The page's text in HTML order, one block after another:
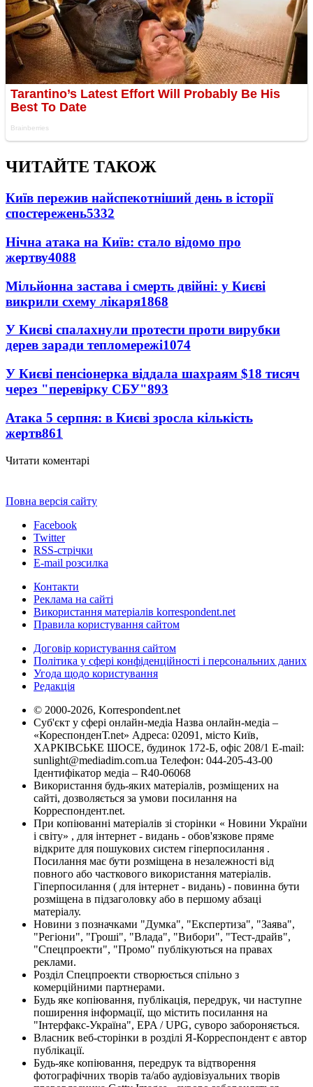
ЧИТАЙТЕ ТАКОЖ
Київ пережив найспекотніший день в історії
спостережень5332
Нічна атака на Київ: стало відомо про
жертву4088
Мільйонна застава і смерть двійні: у Києві
викрили схему лікаря1868
У Києві спалахнули протести проти вирубки
дерев заради тепломережі1074
У Києві пенсіонерка віддала шахраям $18 тисяч
через "перевірку СБУ"893
Атака 5 серпня: в Києві зросла кількість
жертв861
Читати коментарі
Повна версія сайту
Facebook
Twitter
RSS-стрічки
E-mail розсилка
Контакти
Реклама на сайті
Використання матеріалів korrespondent.net
Правила користування сайтом
Договір користування сайтом
Політика у сфері конфіденційності і персональних даних
Угода щодо користування
Редакція
© 2000-2026, Korrespondent.net
Суб'єкт у сфері онлайн-медіа Назва онлайн-медіа –
«КореспонденТ.net» Адреса: 02091, місто Київ,
ХАРКІВСЬКЕ ШОСЕ, будинок 172-Б, офіс 208/1 E-mail:
sunlight@mediadim.com.ua Телефон: 044-205-43-00
Ідентифікатор медіа – R40-06068
Використання будь-яких матеріалів, розміщених на
сайті, дозволяється за умови посилання на
Корреспондент.net.
При копіюванні матеріалів зі сторінки « Новини України
і світу» , для інтернет - видань - обов'язкове пряме
відкрите для пошукових систем гіперпосилання .
Посилання має бути розміщена в незалежності від
повного або часткового використання матеріалів.
Гіперпосилання ( для інтернет - видань) - повинна бути
розміщена в підзаголовку або в першому абзаці
матеріалу.
Новини з позначками "Думка", "Експертиза", "Заява",
"Регіони", "Гроші", "Влада", "Вибори", "Тест-драйв",
"Спецпроекти", "Промо" публікуються на правах
реклами.
Розділ Спецпроекти створюється спільно з
комерційними партнерами.
Будь яке копіювання, публікація, передрук, чи наступне
поширення інформації, що містить посилання на
"Інтерфакс-Україна", EPA / UPG, суворо забороняється.
Власник веб-сторінки в розділі Я-Корреспондент є автор
публікації.
Будь-яке копіювання, передрук та відтворення
фотографічних творів та/або аудіовізуальних творів